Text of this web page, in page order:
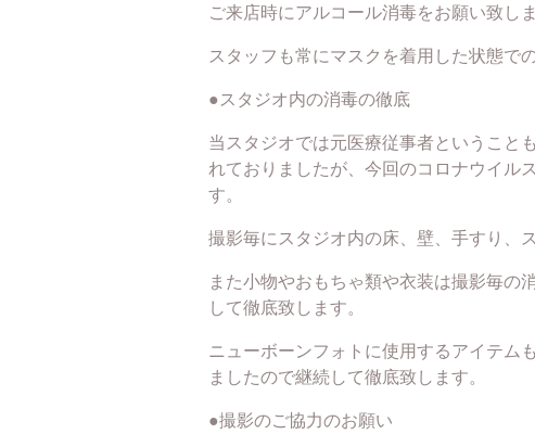
ご来店時にアルコール消毒をお願い致しま
スタッフも常にマスクを着用した状態で
●スタジオ内の消毒の徹底
当スタジオでは元医療従事者ということ
れておりましたが、今回のコロナウイル
す。
撮影毎にスタジオ内の床、壁、手すり、
また小物やおもちゃ類や衣装は撮影毎の
して徹底致します。
ニューボーンフォトに使用するアイテム
ましたので継続して徹底致します。
●撮影のご協力のお願い